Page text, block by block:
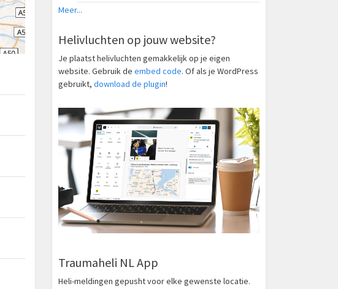
Meer...
Helivluchten op jouw website?
Je plaatst helivluchten gemakkelijk op je eigen
website. Gebruik de embed code. Of als je WordPress
gebruikt, download de plugin!
Traumaheli NL App
Heli-meldingen gepusht voor elke gewenste locatie.